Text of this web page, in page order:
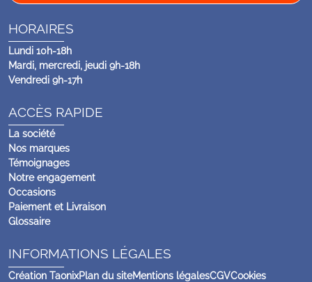
HORAIRES
Lundi 10h-18h
Mardi, mercredi, jeudi 9h-18h
Vendredi 9h-17h
ACCÈS RAPIDE
La société
Nos marques
Témoignages
Notre engagement
Occasions
Paiement et Livraison
Glossaire
INFORMATIONS LÉGALES
Création TaonixPlan du siteMentions légalesCGVCookies